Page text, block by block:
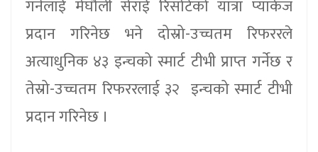
गर्नेलाई मेघौली सेराई रिसोर्टको यात्रा प्याकेज
प्रदान गरिनेछ भने दोस्रो-उच्चतम रिफररले
अत्याधुनिक ४३ इन्चको स्मार्ट टीभी प्राप्त गर्नेछ र
तेस्रो-उच्चतम रिफररलाई ३२ इन्चको स्मार्ट टीभी
प्रदान गरिनेछ ।